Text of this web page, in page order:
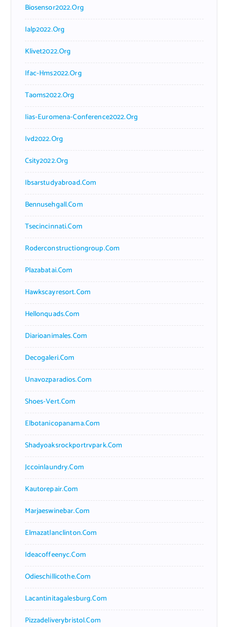
Biosensor2022.org
Ialp2022.org
Klivet2022.org
Ifac-Hms2022.org
Taoms2022.org
Iias-Euromena-Conference2022.org
Ivd2022.org
Csity2022.org
Ibsarstudyabroad.com
Bennusehgall.com
Tsecincinnati.com
Roderconstructiongroup.com
Plazabatai.com
Hawkscayresort.com
Hellonquads.com
Diarioanimales.com
Decogaleri.com
Unavozparadios.com
Shoes-Vert.com
Elbotanicopanama.com
Shadyoaksrockportrvpark.com
Jccoinlaundry.com
Kautorepair.com
Marjaeswinebar.com
Elmazatlanclinton.com
Ideacoffeenyc.com
Odieschillicothe.com
Lacantinitagalesburg.com
Pizzadeliverybristol.com